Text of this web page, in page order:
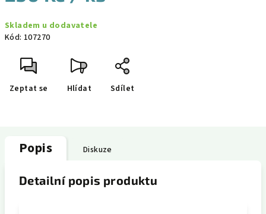
cena:
Skladem u dodavatele
Kód: 107270
Zeptat se Hlídat Sdílet
Popis Diskuze
Detailní popis produktu